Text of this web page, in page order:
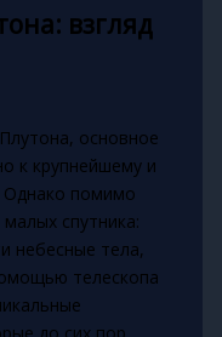
взгляд
основное
к крупнейшему и
Однако помимо
спутника:
небесные тела,
телескопа